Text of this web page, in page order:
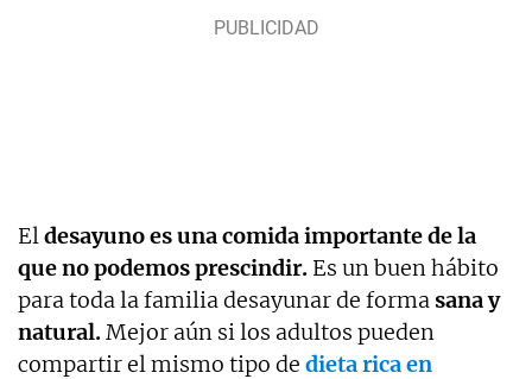
Eldesayuno es una comida importante de la
que no podemos prescindir. Es un buen hábito
para toda la familia desayunar de formasana y
natural.Mejor aún si los adultos pueden
compartir el mismo tipo de dieta rica en